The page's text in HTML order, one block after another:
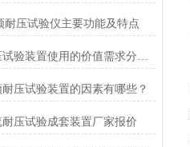
耐压试验仪主要功能及特点
压试验装置的因素有哪些？
压试验成套装置厂家报价